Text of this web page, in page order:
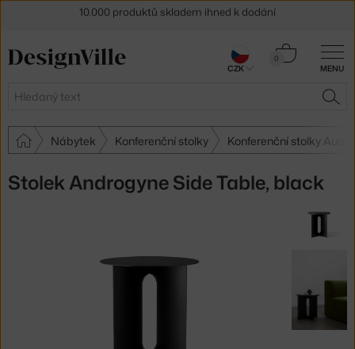
MENU
Hledat
0
Košík
Nábytek Konferenční stolky Konferenční stolky
Stolek Androgyne Side Table, black
30 dní na vrácení zboží
CZK